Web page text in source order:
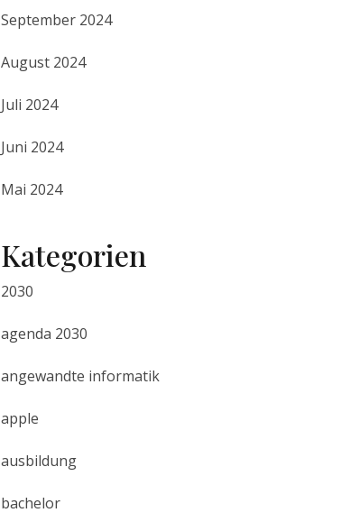
September 2024
August 2024
Juli 2024
Juni 2024
Mai 2024
Kategorien
2030
agenda 2030
angewandte informatik
apple
ausbildung
bachelor